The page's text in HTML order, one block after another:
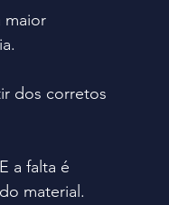
maior
dos corretos
a falta é
material.